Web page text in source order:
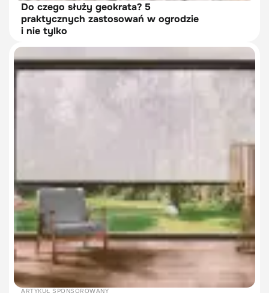
Do czego służy geokrata? 5
praktycznych zastosowań w ogrodzie
i nie tylko
ARTYKUŁ SPONSOROWANY